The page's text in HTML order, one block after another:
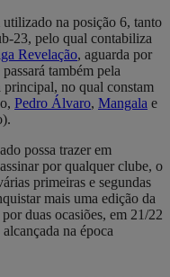
na posição 6, tanto
23, pelo qual contabiliza
Revelação, aguarda por
também pela
principal, no qual constam
Pedro Álvaro, Mangala e
possa trazer em
por qualquer clube, o
primeiras e segundas
mais uma edição da
duas ocasiões, em 21/22
alcançada na época